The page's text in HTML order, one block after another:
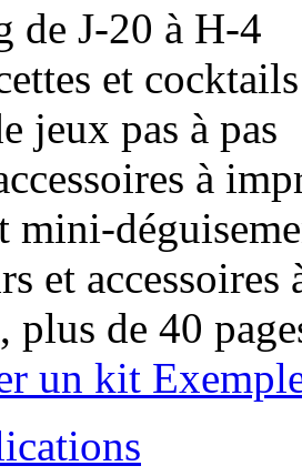
de J-20 à H-4
et cocktails
jeux pas à pas
à
mini-
et accessoires
plus de 40
un kit